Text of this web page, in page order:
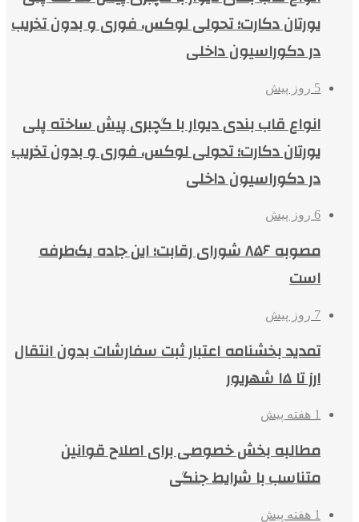
یورتان دکارت؛ تحولی لوکس، فوری و بدون تخریب
در دکوراسیون داخلی
5 روز پیش
انواع قاب بندی دیوار با گچبری پیش ساخته پلی
یورتان دکارت؛ تحولی لوکس، فوری و بدون تخریب
در دکوراسیون داخلی
6 روز پیش
مصوبه ۸۵۶ شورای رقابت؛ این جاده یک‌طرفه
است
7 روز پیش
تمدید بخشنامه اعتبار ثبت سفارشات بدون انتقال
ارز تا ۱۵ شهریور
1 هفته پیش
مطالبه بخش خصوصی برای اصلاح قوانین
متناسب با شرایط جنگی
1 هفته پیش